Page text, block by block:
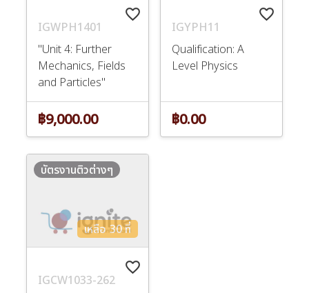
favorite_border
IGWPH1401
"Unit 4: Further
Mechanics, Fields
and Particles"
฿9,000.00
favorite_border
IGYPH11
Qualification: A
Level Physics
฿0.00
favorite_border
IGCW1033-262
เหลือ 30 ที่
บัตรงานติวต่างๆ